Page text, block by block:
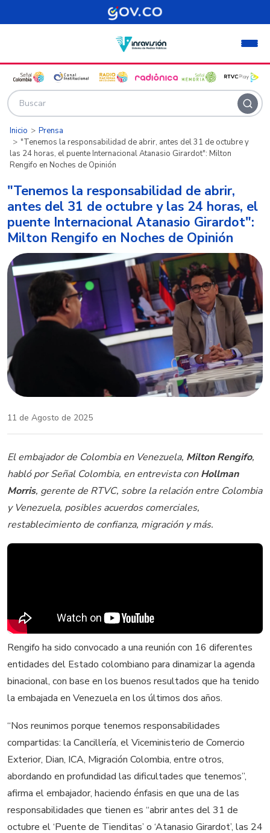
Pasar al contenido principal
Inicio
Prensa
"Tenemos la responsabilidad de abrir, antes del 31 de octubre y
las 24 horas, el puente Internacional Atanasio Girardot": Milton
Rengifo en Noches de Opinión
"Tenemos la responsabilidad de abrir,
antes del 31 de octubre y las 24 horas, el
puente Internacional Atanasio Girardot":
Milton Rengifo en Noches de Opinión
11 de Agosto de 2025
El embajador de Colombia en Venezuela, Milton Rengifo,
habló por Señal Colombia, en entrevista conHollman
Morris, gerente de RTVC, sobre la relación entre Colombia
y Venezuela, posibles acuerdos comerciales,
restablecimiento de confianza, migración y más.
Rengifo ha sido convocado a una reunión con 16 diferentes
entidades del Estado colombiano para dinamizar la agenda
binacional, con base en los buenos resultados que ha tenido
la embajada en Venezuela en los últimos dos años.
“Nos reunimos porque tenemos responsabilidades
compartidas: la Cancillería, el Viceministerio de Comercio
Exterior, Dian, ICA, Migración Colombia, entre otros,
abordando en profundidad las dificultades que tenemos”,
afirma el embajador, haciendo énfasis en que una de las
responsabilidades que tienen es “abrir antes del 31 de
octubre el ‘Puente de Tienditas’ o ‘Atanasio Girardot’, las 24